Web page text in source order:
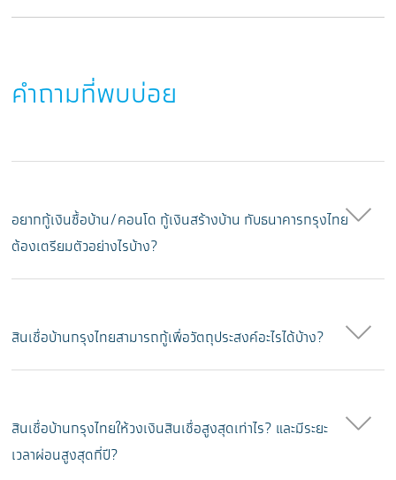
คำถามที่พบบ่อย
อยากกู้เงินซื้อบ้าน/คอนโด กู้เงินสร้างบ้าน กับธนาคารกรุงไทย
ต้องเตรียมตัวอย่างไรบ้าง?
สินเชื่อบ้านกรุงไทยสามารถกู้เพื่อวัตถุประสงค์อะไรได้บ้าง?
สินเชื่อบ้านกรุงไทยให้วงเงินสินเชื่อสูงสุดเท่าไร? และมีระยะ
เวลาผ่อนสูงสุดกี่ปี?